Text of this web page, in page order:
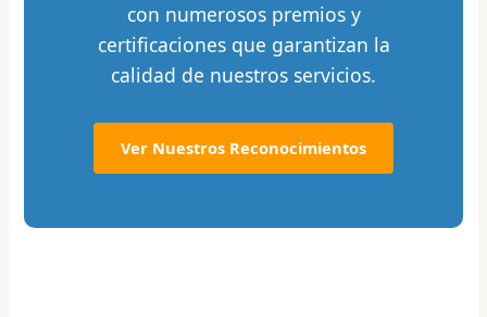
con numerosos premios y
certificaciones que garantizan la
calidad de nuestros servicios.
Ver Nuestros Reconocimientos